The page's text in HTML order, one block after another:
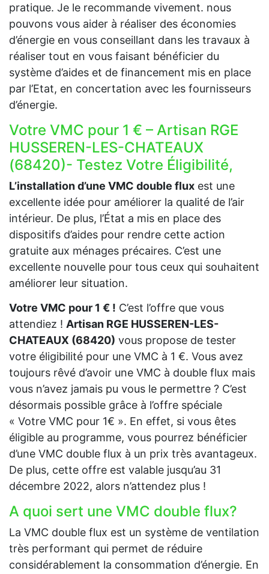
pratique. Je le recommande vivement. nous
pouvons vous aider à réaliser des économies
d’énergie en vous conseillant dans les travaux à
réaliser tout en vous faisant bénéficier du
système d’aides et de financement mis en place
par l’Etat, en concertation avec les fournisseurs
d’énergie.
Votre VMC pour 1 € – Artisan RGE
HUSSEREN-LES-CHATEAUX
(68420)- Testez Votre Éligibilité,
L’installation d’une VMC double flux est une
excellente idée pour améliorer la qualité de l’air
intérieur. De plus, l’État a mis en place des
dispositifs d’aides pour rendre cette action
gratuite aux ménages précaires. C’est une
excellente nouvelle pour tous ceux qui souhaitent
améliorer leur situation.
Votre VMC pour 1 € ! C’est l’offre que vous
attendiez ! Artisan RGE HUSSEREN-LES-
CHATEAUX (68420) vous propose de tester
votre éligibilité pour une VMC à 1 €. Vous avez
toujours rêvé d’avoir une VMC à double flux mais
vous n’avez jamais pu vous le permettre ? C’est
désormais possible grâce à l’offre spéciale
« Votre VMC pour 1€ ». En effet, si vous êtes
éligible au programme, vous pourrez bénéficier
d’une VMC double flux à un prix très avantageux.
De plus, cette offre est valable jusqu’au 31
décembre 2022, alors n’attendez plus !
A quoi sert une VMC double flux?
La VMC double flux est un système de ventilation
très performant qui permet de réduire
considérablement la consommation d’énergie. En